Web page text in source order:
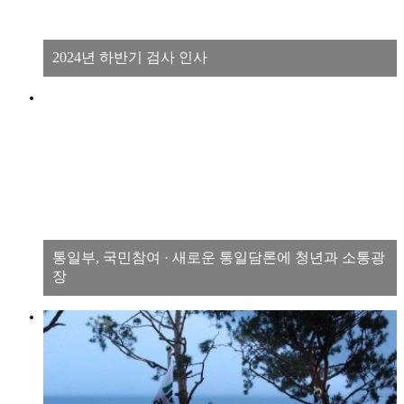
2024년 하반기 검사 인사
통일부, 국민참여 · 새로운 통일담론에 청년과 소통광
장